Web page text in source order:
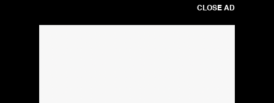
CLOSE AD